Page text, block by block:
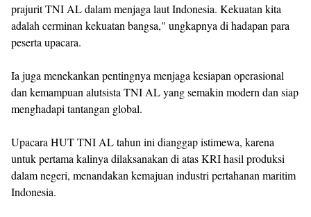
prajurit TNI AL dalam menjaga laut Indonesia. Kekuatan kita
adalah cerminan kekuatan bangsa," ungkapnya di hadapan para
peserta upacara.
Ia juga menekankan pentingnya menjaga kesiapan operasional
dan kemampuan alutsista TNI AL yang semakin modern dan siap
menghadapi tantangan global.
Upacara HUT TNI AL tahun ini dianggap istimewa, karena
untuk pertama kalinya dilaksanakan di atas KRI hasil produksi
dalam negeri, menandakan kemajuan industri pertahanan maritim
Indonesia.